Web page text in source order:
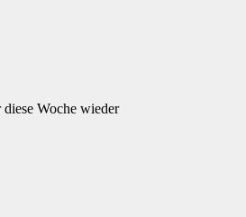
Woche wieder